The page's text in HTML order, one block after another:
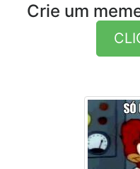
Crie um